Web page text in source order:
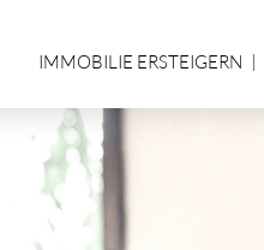
IMMOBILIE ERSTEIGERN